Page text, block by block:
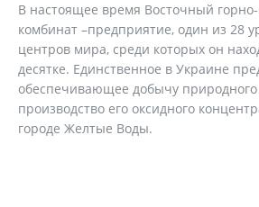
В настоящее время Восточный
комбинат –предприятие, один из 28
центров мира, среди которых он
десятке. Единственное в Украине
обеспечивающее добычу
производство его оксидного
городе Желтые Воды.